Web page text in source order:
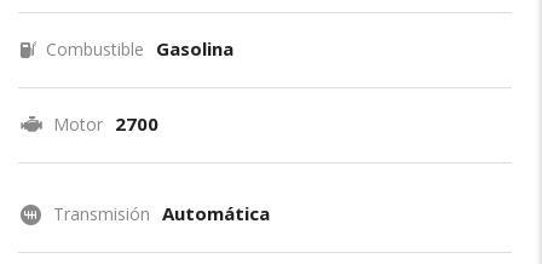
Combustible Gasolina
Motor 2700
Transmisión Automática